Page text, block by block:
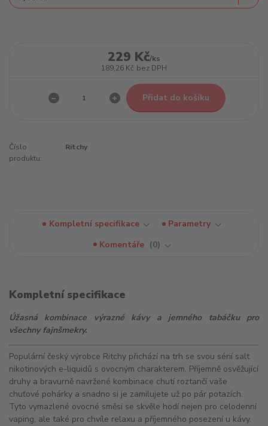
229 Kč/ks
189,26 Kč bez DPH
Přidat do košíku
Číslo
produktu:
Ritchy
Kompletní specifikace
Parametry
Komentáře
0
Kompletní specifikace
Úžasná kombinace výrazné kávy a jemného tabáčku pro
všechny fajnšmekry.
Populární český výrobce Ritchy přichází na trh se svou sérií salt
nikotinových e-liquidů s ovocným charakterem. Příjemně osvěžující
druhy a bravurně navržené kombinace chutí roztančí vaše
chuťové pohárky a snadno si je zamilujete už po pár potazích.
Tyto vymazlené ovocné směsi se skvěle hodí nejen pro celodenní
vaping, ale také pro chvíle relaxu a příjemného posezení u kávy.